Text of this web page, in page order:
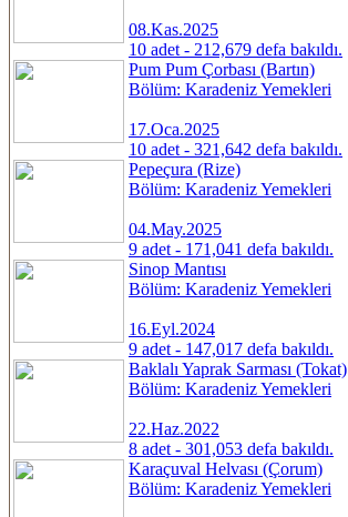
08.Kas.2025
10 adet - 212,679 defa bakıldı.
Pum Pum Çorbası (Bartın)
Bölüm: Karadeniz Yemekleri
17.Oca.2025
10 adet - 321,642 defa bakıldı.
Pepeçura (Rize)
Bölüm: Karadeniz Yemekleri
04.May.2025
9 adet - 171,041 defa bakıldı.
Sinop Mantısı
Bölüm: Karadeniz Yemekleri
16.Eyl.2024
9 adet - 147,017 defa bakıldı.
Baklalı Yaprak Sarması (Tokat)
Bölüm: Karadeniz Yemekleri
22.Haz.2022
8 adet - 301,053 defa bakıldı.
Karaçuval Helvası (Çorum)
Bölüm: Karadeniz Yemekleri